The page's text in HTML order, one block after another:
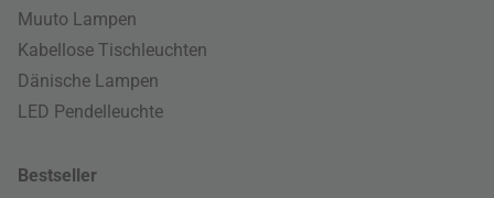
Muuto Lampen
Kabellose Tischleuchten
Dänische Lampen
LED Pendelleuchte
Bestseller